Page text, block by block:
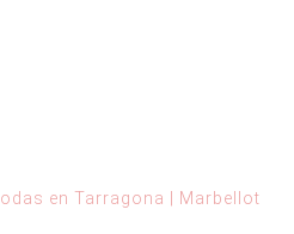
en Tarragona | Marbellot